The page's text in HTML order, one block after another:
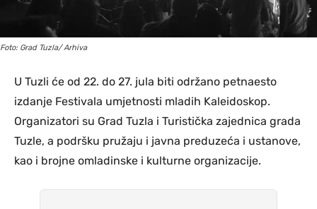
Foto: Grad Tuzla/ Arhiva
U Tuzli će od 22. do 27. jula biti održano petnaesto
izdanje Festivala umjetnosti mladih Kaleidoskop.
Organizatori su Grad Tuzla i Turistička zajednica grada
Tuzle, a podršku pružaju i javna preduzeća i ustanove,
kao i brojne omladinske i kulturne organizacije.